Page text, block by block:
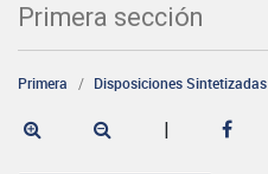
Primera sección
Primera Disposiciones Sintetizadas
|